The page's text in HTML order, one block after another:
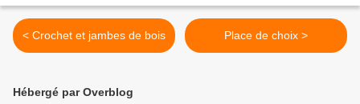
< Crochet et jambes de bois Place de choix >
Hébergé par Overblog